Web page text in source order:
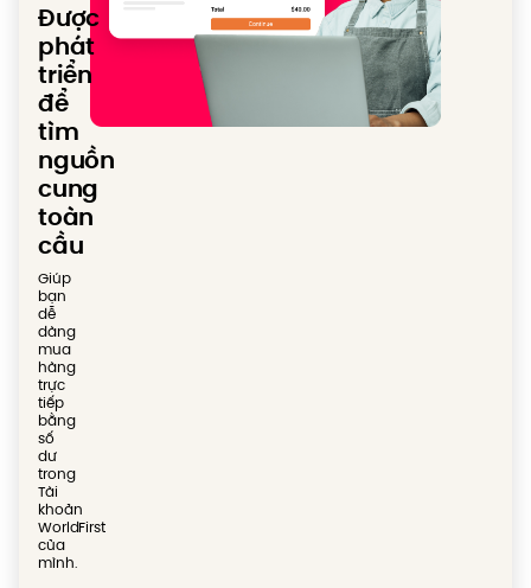
Được
phát
triển
để
tìm
nguồn
cung
toàn
cầu
Giúp
bạn
dễ
dàng
mua
hàng
trực
tiếp
bằng
số
dư
trong
Tài
khoản
WorldFirst
của
mình.